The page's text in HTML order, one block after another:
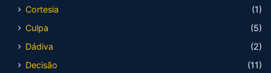
Cortesia
(1)
Culpa
(5)
Dádiva
(2)
Decisão
(11)